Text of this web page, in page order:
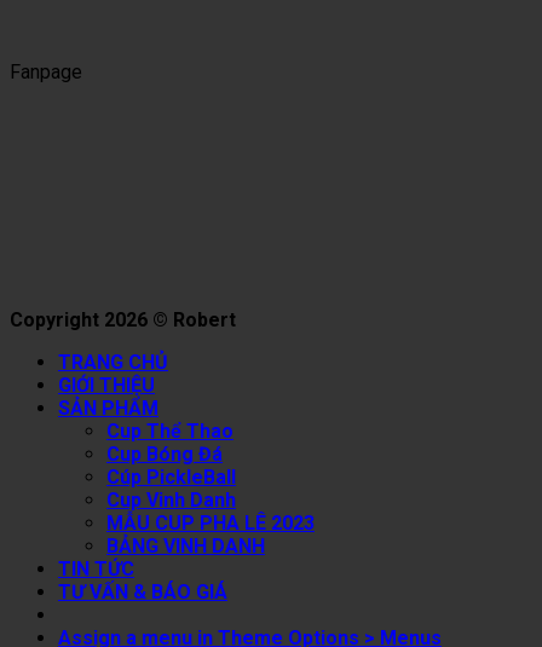
Fanpage
Copyright 2026 © Robert
TRANG CHỦ
GIỚI THIỆU
SẢN PHẨM
Cup Thể Thao
Cup Bóng Đá
Cúp PickleBall
Cup Vinh Danh
MẪU CUP PHA LÊ 2023
BẢNG VINH DANH
TIN TỨC
TƯ VẤN & BÁO GIÁ
Assign a menu in Theme Options > Menus